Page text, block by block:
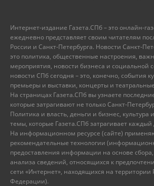
Интернет-издание Газета.СПб – это онлайн-
ежедневно представляет своим читателям
России и Санкт-Петербурга. Новости Санкт-
это политика, общественные настроения,
мероприятия, новости бизнеса и социальной
новости СПб сегодня – это, конечно, события
премьеры и выставки, концерты и
На страницах Газета.СПб вы узнаете
которые затрагивают не только Санкт-
Политика и власть, деньги и бизнес, культура
темы, которые Газета.СПб затрагивает каждый
На информационном ресурсе (сайте)
рекомендательные технологии
предоставления информации на основе
анализа сведений, относящихся к
сети «Интернет», находящихся на территории
Федерации).